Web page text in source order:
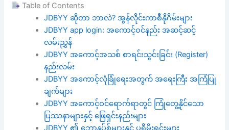
Table of Contents
JDBYY ဆိုတာ ဘာလဲ? အွန်လိုင်းကာစီနိုဂိမ်းများ
JDBYY app login: အကောင့်ဝင်နည်း အဆင့်ဆင့်
လမ်းညွှန်
JDBYY အကောင့်အသစ် စာရင်းသွင်းခြင်း (Register)
နည်းလမ်း
JDBYY အကောင့်လုံခြုံရေးအတွက် အရေးကြီး အကြံပြု
ချက်များ
JDBYY အကောင့်ဝင်ရောက်ရာတွင် ကြုံတွေ့နိုင်သော
ပြဿနာများနှင့် ဖြေရှင်းနည်းများ
JDBYY ၏ ဘောနပ်စ်များနှင့် ပရိုမိုးရှင်းများ